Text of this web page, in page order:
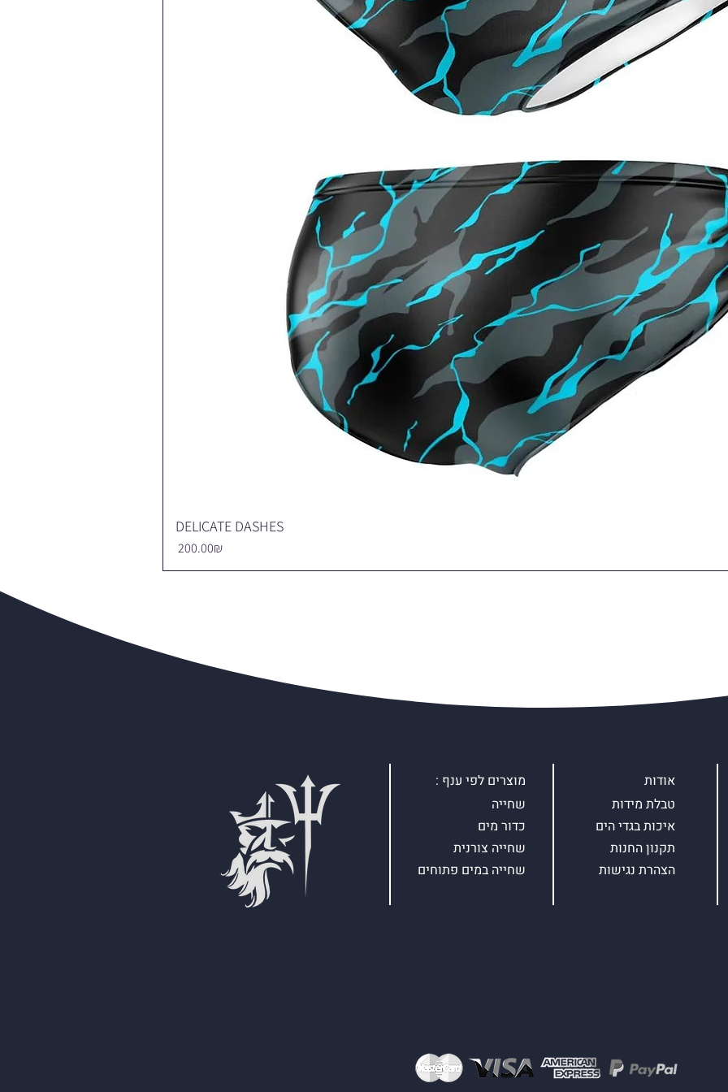
DELICATE DASHES
Price ‏200.00 ‏₪
אודות
טבלת מידות
איכות בגדי הים
תקנון החנות
הצהרת נגישות
מוצרים לפי ענף :
שחייה
כדור מים
שחייה צורנית
שחייה במים פתוחים